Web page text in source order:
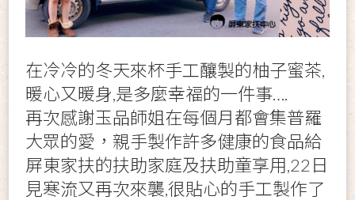
在冷冷的冬天來杯手工釀製的柚子蜜茶,
暖心又暖身,是多麼幸福的一件事….
再次感謝玉品師姐在每個月都會集普羅
大眾的愛，親手製作許多健康的食品給
屏東家扶的扶助家庭及扶助童享用,22日
見寒流又再次來襲,很貼心的手工製作了